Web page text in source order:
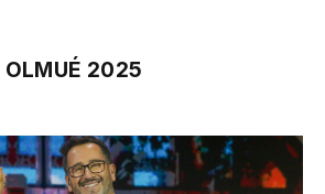
OLMUÉ 2025